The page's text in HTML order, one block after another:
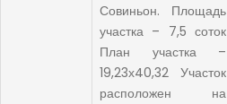
Совиньон. Площадь
участка – 7,5 соток
План участка –
19,23х40,32 Участок
расположен на